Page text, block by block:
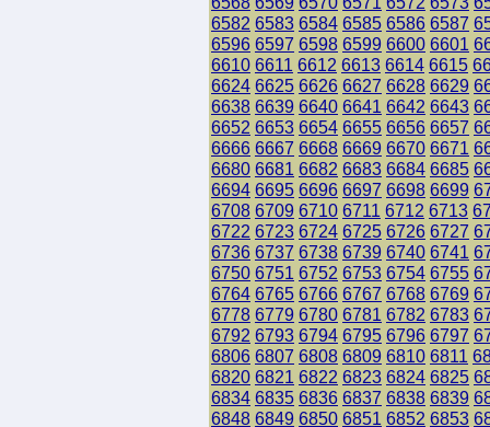
6582 6583 6584 6585 6586 6587
6596 6597 6598 6599 6600 6601
6610 6611 6612 6613 6614 6615
6624 6625 6626 6627 6628 6629
6638 6639 6640 6641 6642 6643
6652 6653 6654 6655 6656 6657
6666 6667 6668 6669 6670 6671
6680 6681 6682 6683 6684 6685
6694 6695 6696 6697 6698 6699
6708 6709 6710 6711 6712 6713
6722 6723 6724 6725 6726 6727
6736 6737 6738 6739 6740 6741
6750 6751 6752 6753 6754 6755
6764 6765 6766 6767 6768 6769
6778 6779 6780 6781 6782 6783
6792 6793 6794 6795 6796 6797
6806 6807 6808 6809 6810 6811
6820 6821 6822 6823 6824 6825
6834 6835 6836 6837 6838 6839
6848 6849 6850 6851 6852 6853